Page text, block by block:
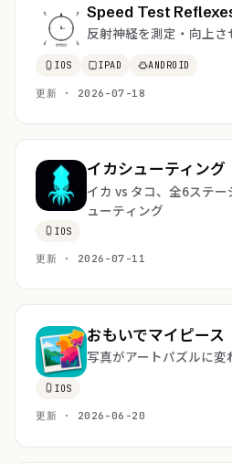
Speed Test
反射神経を測定・向上
IOS IPAD ANDROID
更新 · 2026-07-18
イカシューティング
イカ vs タコ、全6ステ
ューティング
IOS
更新 · 2026-07-11
おもいでマイピース
写真がアートパズルに変
IOS
更新 · 2026-06-20